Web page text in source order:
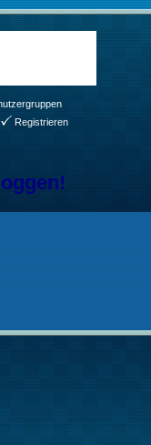
Registrieren